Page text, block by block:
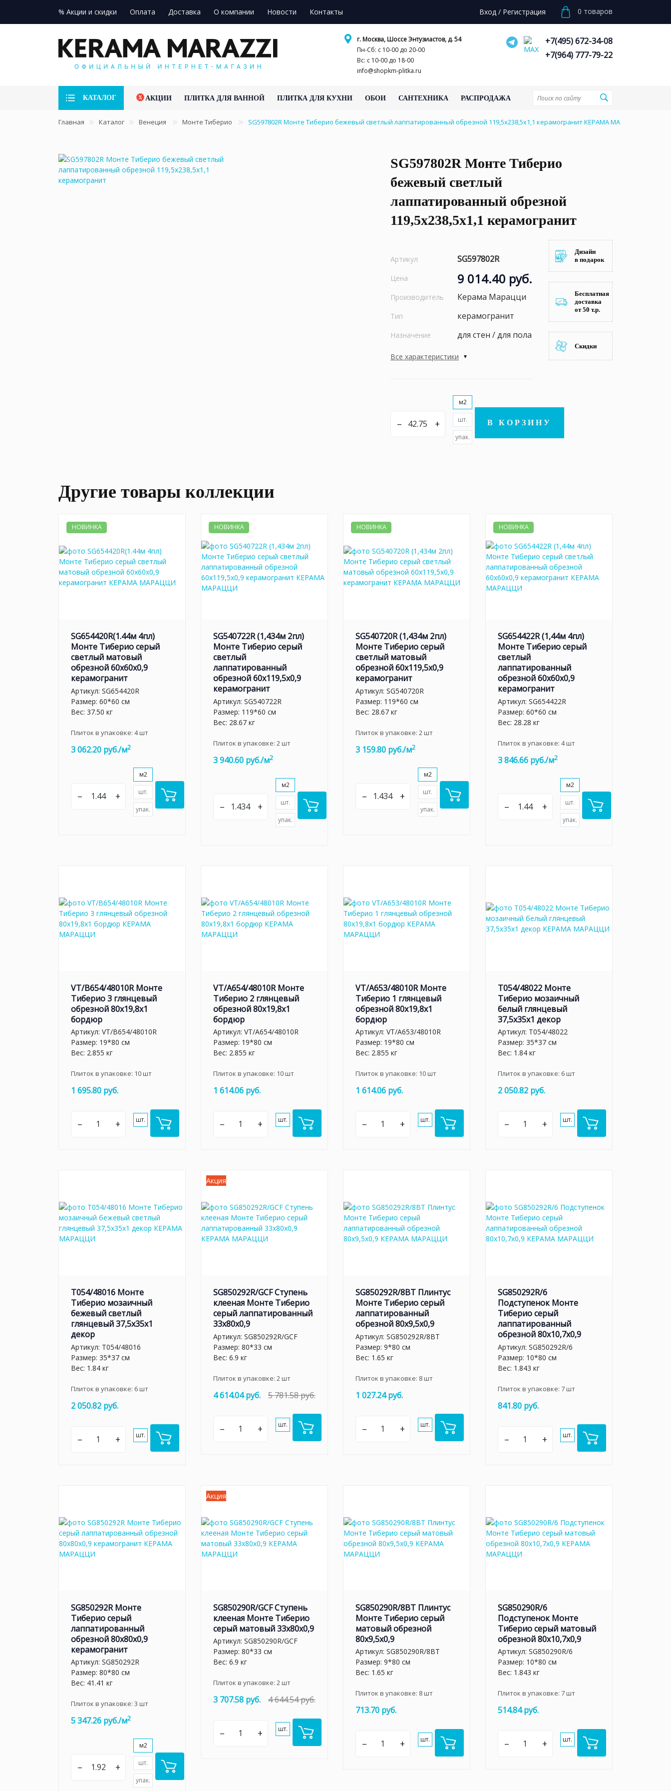
% Акции и скидки Оплата Доставка О компании Новости Контакты Вход / Регистрация 0 товаров
г. Москва, Шоссе Энтузиастов, д. 54
Пн-Сб: с 10-00 до 20-00
Вс: с 10-00 до 18-00
info@shopkm-plitka.ru
+7(495) 672-34-08
+7(964) 777-79-22
КАТАЛОГ АКЦИИ ПЛИТКА ДЛЯ ВАННОЙ ПЛИТКА ДЛЯ КУХНИ ОБОИ САНТЕХНИКА РАСПРОДАЖА
Главная Каталог Венеция Монте Тиберио SG597802R Монте Тиберио бежевый светлый лаппатированный обрезной 119,5x238,5x1,1 керамогранит КЕРАМА МАРАЦЦИ
SG597802R Монте Тиберио
бежевый светлый
лаппатированный обрезной
119,5x238,5x1,1 керамогранит
Артикул SG597802R
Цена 9 014.40 руб.
Производитель Керама Марацци
Тип керамогранит
Назначение для стен / для пола
Все характеристики
– +
м2
шт.
упак.
В КОРЗИНУ
Дизайн
в подарок
Бесплатная
доставка
от 50 т.р.
Скидки
Другие товары коллекции
НОВИНКА
SG654420R(1.44м 4пл)
Монте Тиберио серый
светлый матовый
обрезной 60x60x0,9
керамогранит
Артикул: SG654420R
Размер: 60*60 см
Вес: 37.50 кг
Плиток в упаковке: 4шт
3 062.20 руб./м2
– +
м2
шт.
упак.
НОВИНКА
SG540722R (1,434м 2пл)
Монте Тиберио серый
светлый
лаппатированный
обрезной 60x119,5x0,9
керамогранит
Артикул: SG540722R
Размер: 119*60 см
Вес: 28.67 кг
Плиток в упаковке: 2 шт
3 940.60 руб./м2
– +
м2
шт.
упак.
НОВИНКА
SG540720R (1,434м 2пл)
Монте Тиберио серый
светлый матовый
обрезной 60x119,5x0,9
керамогранит
Артикул: SG540720R
Размер: 119*60 см
Вес: 28.67 кг
Плиток в упаковке: 2 шт
3 159.80 руб./м2
– +
м2
шт.
упак.
НОВИНКА
SG654422R (1,44м 4пл)
Монте Тиберио серый
светлый
лаппатированный
обрезной 60x60x0,9
керамогранит
Артикул: SG654422R
Размер: 60*60 см
Вес: 28.28 кг
Плиток в упаковке: 4шт
3 846.66 руб./м2
– +
м2
шт.
упак.
VT/B654/48010R Монте
Тиберио 3 глянцевый
обрезной 80x19,8x1
бордюр
Артикул: VT/B654/48010R
Размер: 19*80 см
Вес: 2.855 кг
Плиток в упаковке: 10шт
1 695.80 руб.
– + шт.
VT/A654/48010R Монте
Тиберио 2 глянцевый
обрезной 80x19,8x1
бордюр
Артикул: VT/A654/48010R
Размер: 19*80 см
Вес: 2.855 кг
Плиток в упаковке: 10шт
1 614.06 руб.
– + шт.
VT/A653/48010R Монте
Тиберио 1 глянцевый
обрезной 80x19,8x1
бордюр
Артикул: VT/A653/48010R
Размер: 19*80 см
Вес: 2.855 кг
Плиток в упаковке: 10шт
1 614.06 руб.
– + шт.
T054/48022 Монте
Тиберио мозаичный
белый глянцевый
37,5x35x1 декор
Артикул: T054/48022
Размер: 35*37 см
Вес: 1.84 кг
Плиток в упаковке: 6шт
2 050.82 руб.
– + шт.
T054/48016 Монте
Тиберио мозаичный
бежевый светлый
глянцевый 37,5x35x1
декор
Артикул: T054/48016
Размер: 35*37 см
Вес: 1.84 кг
Плиток в упаковке: 6шт
2 050.82 руб.
– + шт.
Акция
SG850292R/GCF Ступень
клееная Монте Тиберио
серый лаппатированный
33x80x0,9
Артикул: SG850292R/GCF
Размер: 80*33 см
Вес: 6.9 кг
Плиток в упаковке: 2 шт
4 614.04 руб. 5 781.58 руб.
– + шт.
SG850292R/8BT Плинтус
Монте Тиберио серый
лаппатированный
обрезной 80x9,5x0,9
Артикул: SG850292R/8BT
Размер: 9*80 см
Вес: 1.65 кг
Плиток в упаковке: 8шт
1 027.24 руб.
– + шт.
SG850292R/6
Подступенок Монте
Тиберио серый
лаппатированный
обрезной 80x10,7x0,9
Артикул: SG850292R/6
Размер: 10*80 см
Вес: 1.843 кг
Плиток в упаковке: 7шт
841.80 руб.
– + шт.
SG850292R Монте
Тиберио серый
лаппатированный
обрезной 80x80x0,9
керамогранит
Артикул: SG850292R
Размер: 80*80 см
Вес: 41.41 кг
Плиток в упаковке: 3 шт
5 347.26 руб./м2
– +
м2
шт.
упак.
Акция
SG850290R/GCF Ступень
клееная Монте Тиберио
серый матовый 33x80x0,9
Артикул: SG850290R/GCF
Размер: 80*33 см
Вес: 6.9 кг
Плиток в упаковке: 2шт
3 707.58 руб. 4 644.54 руб.
– + шт.
SG850290R/8BT Плинтус
Монте Тиберио серый
матовый обрезной
80x9,5x0,9
Артикул: SG850290R/8BT
Размер: 9*80 см
Вес: 1.65 кг
Плиток в упаковке: 8шт
713.70 руб.
– + шт.
SG850290R/6
Подступенок Монте
Тиберио серый матовый
обрезной 80x10,7x0,9
Артикул: SG850290R/6
Размер: 10*80 см
Вес: 1.843 кг
Плиток в упаковке: 7шт
514.84 руб.
– + шт.